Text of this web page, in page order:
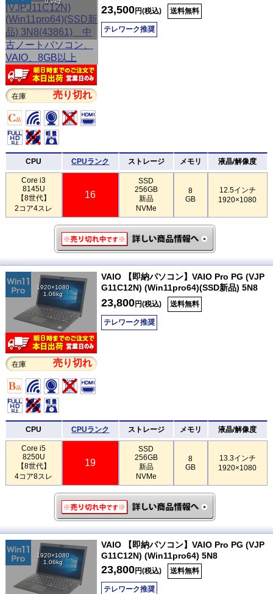
在庫 売り切れ
23,500円(税込) 送料無料
テレワーク推奨
CPU CPUランク ストレージ メモリ 液晶/解像度
Core i3
8145U
【8世代】
2コア4スレ
16
SSD
256GB
新品
NVMe
8
GB
12.5インチ
1920×1080
1920×1080
1.06kg
在庫 売り切れ
VAIO 【即納パソコン】VAIO Pro PG (VJP
G11C12N) (Win11pro64)(SSD新品) 5N8
23,800円(税込) 送料無料
テレワーク推奨
CPU CPUランク ストレージ メモリ 液晶/解像度
Core i5
8250U
【8世代】
4コア8スレ
19
SSD
256GB
新品
NVMe
8
GB
13.3インチ
1920×1080
1920×1080
1.06kg
VAIO 【即納パソコン】VAIO Pro PG (VJP
G11C12N) (Win11pro64) 5N8
23,800円(税込) 送料無料
テレワーク推奨